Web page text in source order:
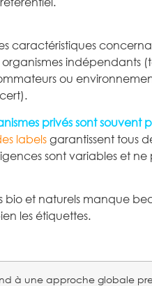
caractéristiques
indépendants
ou
privés sont souvent
labels garantissent tous
sont variables et ne
bio et naturels manque
les étiquettes.
à une approche globale